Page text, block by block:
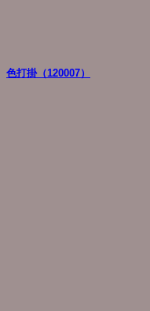
色打掛（120007）